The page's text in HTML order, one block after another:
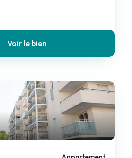
Voir le bien